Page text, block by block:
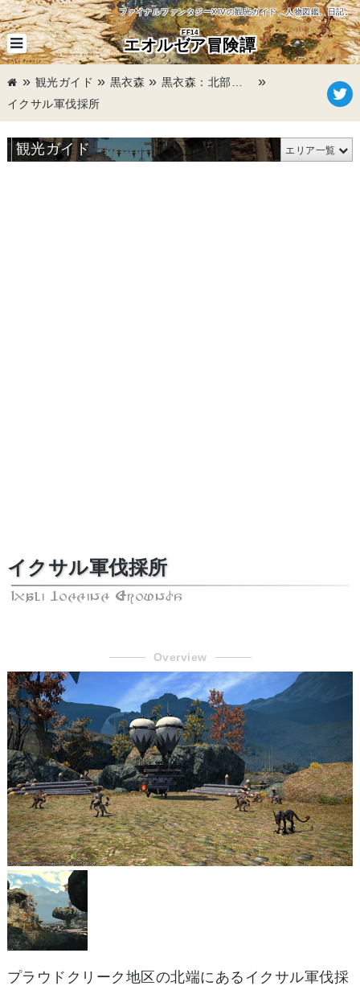
ファイナルファンタジーXIVの観光ガイド、人物図鑑、日記。
FF14
エオルゼア冒険譚
観光ガイド 黒衣森
イクサル軍伐採所
イクサル軍伐採所
Ixali Logging Grounds
Overview
プラウドクリーク地区の北端にあるイクサル軍伐採
観光ガイド エリア一覧